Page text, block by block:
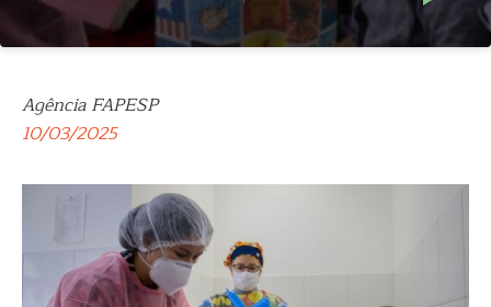
Agência FAPESP
10/03/2025